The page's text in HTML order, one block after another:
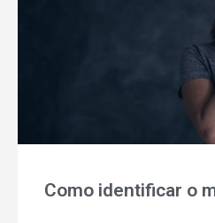
Como identificar o